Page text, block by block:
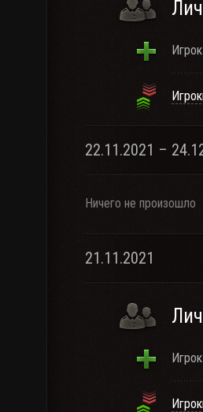
Игрок
22.11.2021 –
Ничего не произошло
21.11.2021
Игрок